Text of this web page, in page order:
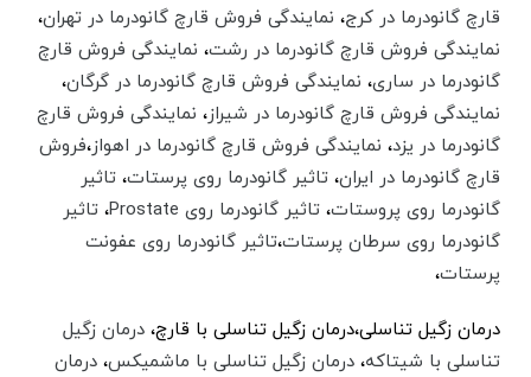
قارچ گانودرما در کرج،‌ نمایندگی فروش قارچ گانودرما در تهران،‌
نمایندگی فروش قارچ گانودرما در رشت،‌ نمایندگی فروش قارچ
گانودرما در ساری،‌ نمایندگی فروش قارچ گانودرما در گرگان،‌
نمایندگی فروش قارچ گانودرما در شیراز،‌ نمایندگی فروش قارچ
گانودرما در یزد،‌ نمایندگی فروش قارچ گانودرما در اهواز،‌فروش
قارچ گانودرما در ایران، تاثیر گانودرما روی پرستات،‌ تاثیر
گانودرما روی پروستات، تاثیر گانودرما روی Prostate ، تاثیر
گانودرما روی سرطان پرستات،‌تاثیر گانودرما روی عفونت
پرستات،
درمان زگیل تناسلی،‌درمان زگیل تناسلی با قارچ،درمان زگیل
تناسلی با شیتاکه،درمان زگیل تناسلی با ماشمیکس،درمان